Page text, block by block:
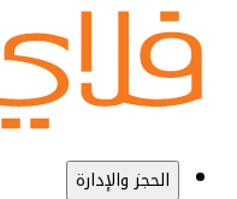
الحجز والإدارة